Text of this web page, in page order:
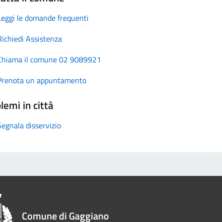
le domande frequenti
Assistenza
il comune 02 9089921
un appuntamento
in città
disservizio
Comune di Gaggiano